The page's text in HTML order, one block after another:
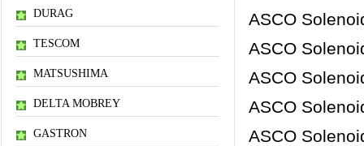
DURAG
TESCOM
MATSUSHIMA
DELTA MOBREY
GASTRON
ASCO
ASCO
ASCO
ASCO
ASCO